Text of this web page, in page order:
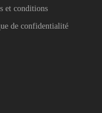
et conditions
de confidentialité